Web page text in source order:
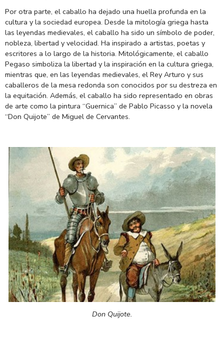
Por otra parte, el caballo ha dejado una huella profunda en la
cultura y la sociedad europea. Desde la mitología griega hasta
las leyendas medievales, el caballo ha sido un símbolo de poder,
nobleza, libertad y velocidad. Ha inspirado a artistas, poetas y
escritores a lo largo de la historia. Mitológicamente, el caballo
Pegaso simboliza la libertad y la inspiración en la cultura griega,
mientras que, en las leyendas medievales, el Rey Arturo y sus
caballeros de la mesa redonda son conocidos por su destreza en
la equitación. Además, el caballo ha sido representado en obras
de arte como la pintura “Guernica” de Pablo Picasso y la novela
“Don Quijote” de Miguel de Cervantes.
Don Quijote.